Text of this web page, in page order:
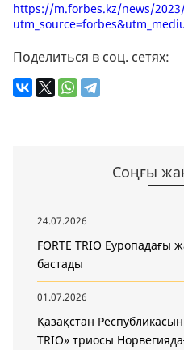
Соңғы
24.07.2026
FORTE TRIO Еуропадағы
бастады
01.07.2026
Қазақстан
TRIO» триосы
https://m.forbes.kz/news/
Поделиться в соц. сетях: